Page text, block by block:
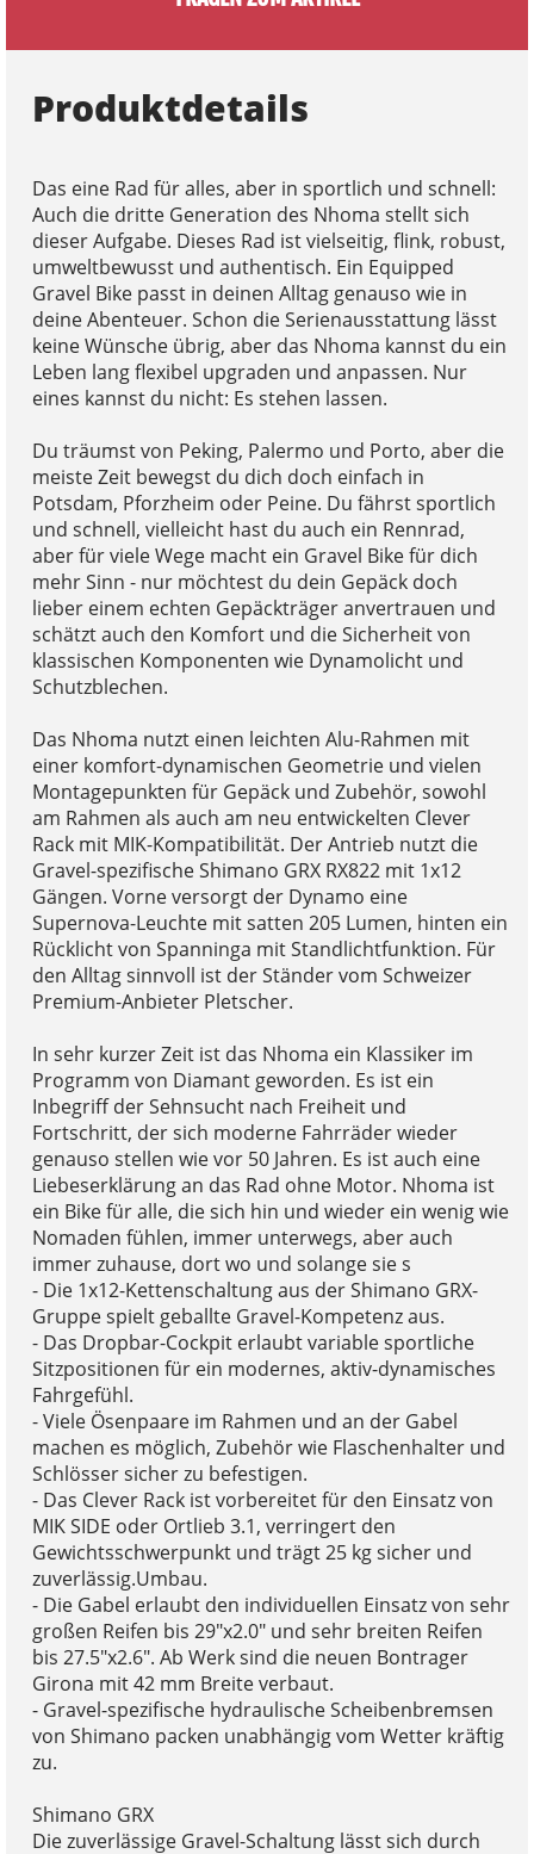
Produktdetails
Das eine Rad für alles, aber in sportlich und schnell:
Auch die dritte Generation des Nhoma stellt sich
dieser Aufgabe. Dieses Rad ist vielseitig, flink, robust,
umweltbewusst und authentisch. Ein Equipped
Gravel Bike passt in deinen Alltag genauso wie in
deine Abenteuer. Schon die Serienausstattung lässt
keine Wünsche übrig, aber das Nhoma kannst du ein
Leben lang flexibel upgraden und anpassen. Nur
eines kannst du nicht: Es stehen lassen.
Du träumst von Peking, Palermo und Porto, aber die
meiste Zeit bewegst du dich doch einfach in
Potsdam, Pforzheim oder Peine. Du fährst sportlich
und schnell, vielleicht hast du auch ein Rennrad,
aber für viele Wege macht ein Gravel Bike für dich
mehr Sinn - nur möchtest du dein Gepäck doch
lieber einem echten Gepäckträger anvertrauen und
schätzt auch den Komfort und die Sicherheit von
klassischen Komponenten wie Dynamolicht und
Schutzblechen.
Das Nhoma nutzt einen leichten Alu-Rahmen mit
einer komfort-dynamischen Geometrie und vielen
Montagepunkten für Gepäck und Zubehör, sowohl
am Rahmen als auch am neu entwickelten Clever
Rack mit MIK-Kompatibilität. Der Antrieb nutzt die
Gravel-spezifische Shimano GRX RX822 mit 1x12
Gängen. Vorne versorgt der Dynamo eine
Supernova-Leuchte mit satten 205 Lumen, hinten ein
Rücklicht von Spanninga mit Standlichtfunktion. Für
den Alltag sinnvoll ist der Ständer vom Schweizer
Premium-Anbieter Pletscher.
In sehr kurzer Zeit ist das Nhoma ein Klassiker im
Programm von Diamant geworden. Es ist ein
Inbegriff der Sehnsucht nach Freiheit und
Fortschritt, der sich moderne Fahrräder wieder
genauso stellen wie vor 50 Jahren. Es ist auch eine
Liebeserklärung an das Rad ohne Motor. Nhoma ist
ein Bike für alle, die sich hin und wieder ein wenig wie
Nomaden fühlen, immer unterwegs, aber auch
immer zuhause, dort wo und solange sie s
- Die 1x12-Kettenschaltung aus der Shimano GRX-
Gruppe spielt geballte Gravel-Kompetenz aus.
- Das Dropbar-Cockpit erlaubt variable sportliche
Sitzpositionen für ein modernes, aktiv-dynamisches
Fahrgefühl.
- Viele Ösenpaare im Rahmen und an der Gabel
machen es möglich, Zubehör wie Flaschenhalter und
Schlösser sicher zu befestigen.
- Das Clever Rack ist vorbereitet für den Einsatz von
MIK SIDE oder Ortlieb 3.1, verringert den
Gewichtsschwerpunkt und trägt 25 kg sicher und
zuverlässig.Umbau.
- Die Gabel erlaubt den individuellen Einsatz von sehr
großen Reifen bis 29"x2.0" und sehr breiten Reifen
bis 27.5"x2.6". Ab Werk sind die neuen Bontrager
Girona mit 42 mm Breite verbaut.
- Gravel-spezifische hydraulische Scheibenbremsen
von Shimano packen unabhängig vom Wetter kräftig
zu.
Shimano GRX
Die zuverlässige Gravel-Schaltung lässt sich durch